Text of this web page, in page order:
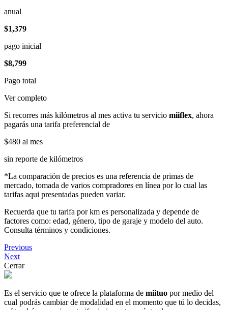
anual
$1,379
pago inicial
$8,799
Pago total
Ver completo
Si recorres más kilómetros al mes activa tu servicio miiflex, ahora
pagarás una tarifa preferencial de
$480 al mes
sin reporte de kilómetros
*La comparación de precios es una referencia de primas de
mercado, tomada de varios compradores en línea por lo cual las
tarifas aqui presentadas pueden variar.
Recuerda que tu tarifa por km es personalizada y depende de
factores como: edad, género, tipo de garaje y modelo del auto.
Consulta términos y condiciones.
Previous
Next
Cerrar
Es el servicio que te ofrece la plataforma de miituo por medio del
cual podrás cambiar de modalidad en el momento que tú lo decidas,